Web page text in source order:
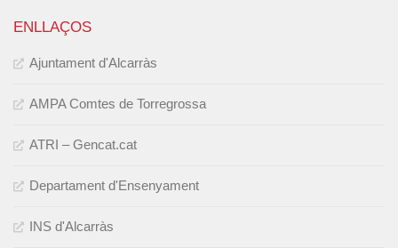
ENLLAÇOS
Ajuntament d'Alcarràs
AMPA Comtes de Torregrossa
ATRI – Gencat.cat
Departament d'Ensenyament
INS d'Alcarràs